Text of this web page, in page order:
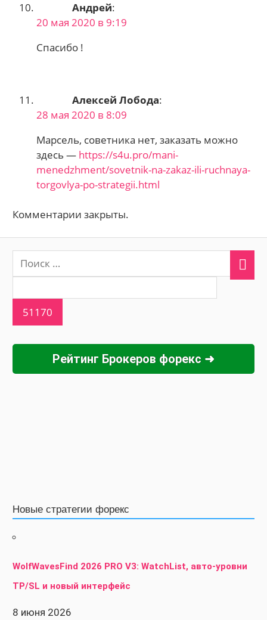
Андрей:
20 мая 2020 в 9:19
Спасибо !
Алексей Лобода:
28 мая 2020 в 8:09
Марсель, советника нет, заказать можно
здесь — https://s4u.pro/mani-
menedzhment/sovetnik-na-zakaz-ili-ruchnaya-
torgovlya-po-strategii.html
Комментарии закрыты.
Рейтинг Брокеров форекс ➜
Новые стратегии форекс
WolfWavesFind 2026 PRO V3: WatchList, авто-уровни
TP/SL и новый интерфейс
8 июня 2026